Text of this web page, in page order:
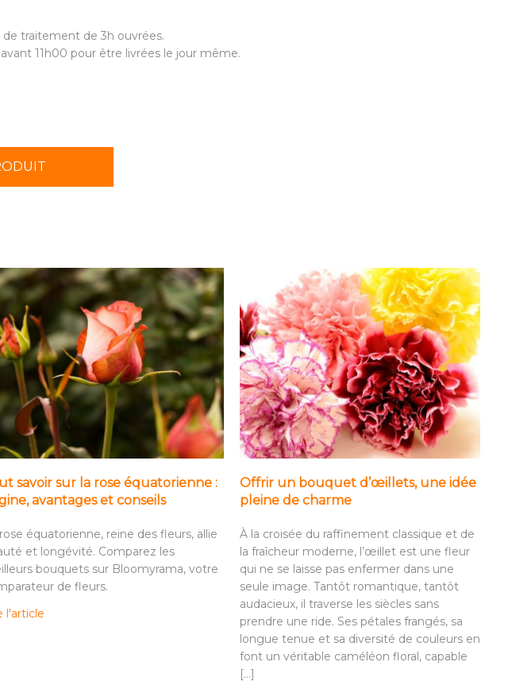
de traitement de 3h ouvrées.
11h00 pour être livrées le jour même.
savoir sur la rose équatorienne :
avantages et conseils
équatorienne, reine des fleurs, allie
et longévité. Comparez les
bouquets sur Bloomyrama, votre
de fleurs.
l'article
Offrir un bouquet d’œillets, une idée
pleine de charme
À la croisée du raffinement classique et de
la fraîcheur moderne, l’œillet est une fleur
qui ne se laisse pas enfermer dans une
seule image. Tantôt romantique, tantôt
audacieux, il traverse les siècles sans
prendre une ride. Ses pétales frangés, sa
longue tenue et sa diversité de couleurs en
font un véritable caméléon floral, capable
[…]